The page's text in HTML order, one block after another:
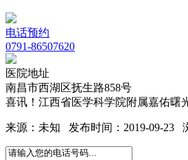
电话预约
0791-86507620
医院地址
南昌市西湖区抚生路858号
喜讯！江西省医学科学院附属嘉佑曙
来源：未知 发布时间：2019-09-23